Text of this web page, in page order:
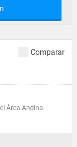
Comparar
Área Andina